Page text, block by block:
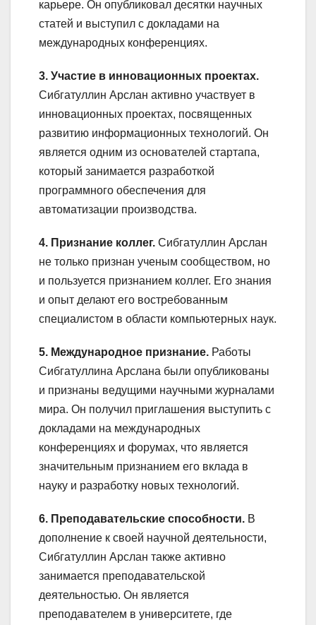
карьере. Он опубликовал десятки научных
статей и выступил с докладами на
международных конференциях.
3. Участие в инновационных проектах.
Сибгатуллин Арслан активно участвует в
инновационных проектах, посвященных
развитию информационных технологий. Он
является одним из основателей стартапа,
который занимается разработкой
программного обеспечения для
автоматизации производства.
4. Признание коллег. Сибгатуллин Арслан
не только признан ученым сообществом, но
и пользуется признанием коллег. Его знания
и опыт делают его востребованным
специалистом в области компьютерных наук.
5. Международное признание. Работы
Сибгатуллина Арслана были опубликованы
и признаны ведущими научными журналами
мира. Он получил приглашения выступить с
докладами на международных
конференциях и форумах, что является
значительным признанием его вклада в
науку и разработку новых технологий.
6. Преподавательские способности. В
дополнение к своей научной деятельности,
Сибгатуллин Арслан также активно
занимается преподавательской
деятельностью. Он является
преподавателем в университете, где